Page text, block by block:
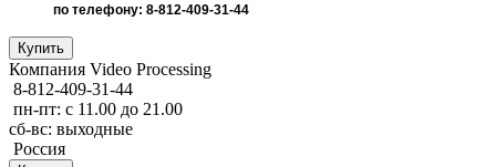
по телефону: 8-812-409-31-44
Компания Video Processing
8-812-409-31-44
пн-пт: с 11.00 до 21.00
сб-вс: выходные
Россия